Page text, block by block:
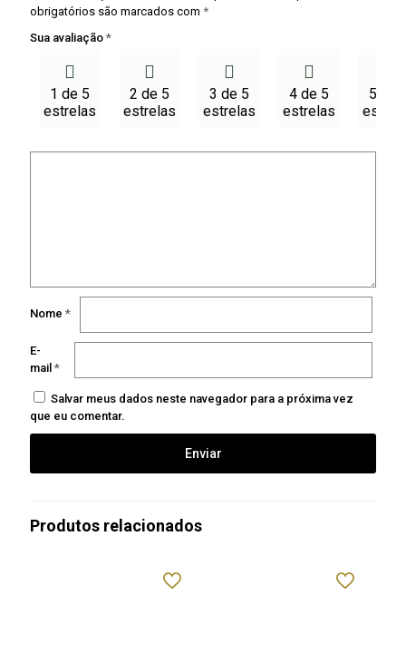
obrigatórios são marcados com *
Sua avaliação *
1 de 5
estrelas
2 de 5
estrelas
3 de 5
estrelas
4 de 5
estrelas
5 de
Nome *
E-
mail *
Salvar meus dados neste navegador para a próxima vez
que eu comentar.
Produtos relacionados